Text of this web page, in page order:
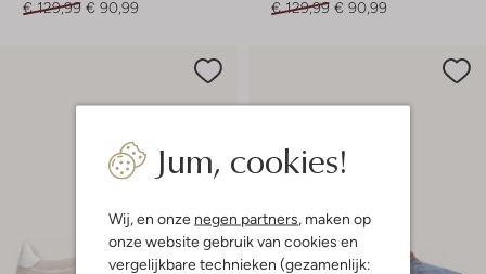
Jum, cookies!
Wij, en onze negen partners, maken op
onze website gebruik van cookies en
vergelijkbare technieken (gezamenlijk:
€ 129,99 € 90,99 € 129,99 € 90,99